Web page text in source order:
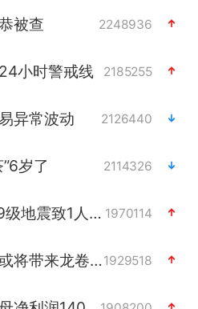
被查 2248936
小时警戒线 2185255
异常波动 2126440
岁了 2114326
四川宜宾市高县4.9级地震致1人死亡 1970114
上海：台风白海豚或将带来龙卷风1929518